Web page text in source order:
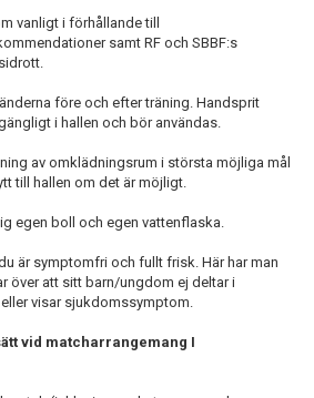
vanligt i förhållande till
samt RF och SBBF:s
före och efter träning. Handsprit
i hallen och bör användas.
av omklädningsrum i största möjliga mål
till hallen om det är möjligt.
egen boll och egen vattenflaska.
är symptomfri och fullt frisk. Här har man
över att sitt barn/ungdom ej deltar i
visar sjukdomssymptom.
vid matcharrangemang I